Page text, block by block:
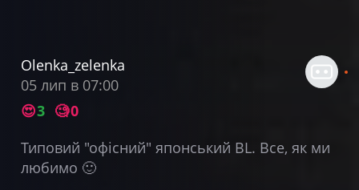
Olenka_zelenka
05 лип в 07:00
😍3 🧐0
Типовий "офісний" японський BL. Все, як ми
любимо 🙂